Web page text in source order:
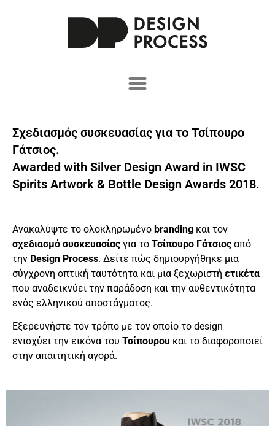
Σχεδιασμός συσκευασίας για το Τσίπουρο
Γάτσιος.
Awarded with Silver Design Award in IWSC
Spirits Artwork & Bottle Design Awards 2018.
Ανακαλύψτε το ολοκληρωμένο branding και τον
σχεδιασμό συσκευασίας για το Τσίπουρο Γάτσιος από
την Design Process. Δείτε πώς δημιουργήθηκε μια
σύγχρονη οπτική ταυτότητα και μια ξεχωριστή ετικέτα
που αναδεικνύει την παράδοση και την αυθεντικότητα
ενός ελληνικού αποστάγματος.
Εξερευνήστε τον τρόπο με τον οποίο το design
ενισχύει την εικόνα του Τσίπουρου και το διαφοροποιεί
στην απαιτητική αγορά.